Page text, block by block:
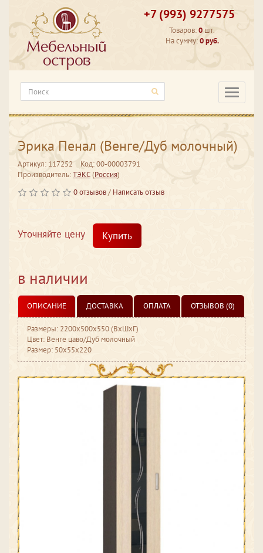
+7 (993) 9277575
Товаров:0 шт.
На сумму:0 руб.
Эрика Пенал (Венге/Дуб молочный)
Артикул: 117252
Код: 00-00003791
Производитель:ТЭКС(Россия)
0 отзывов/ Написать отзыв
Уточняйте цену Купить
в наличии
ОПИСАНИЕ ДОСТАВКА ОПЛАТА ОТЗЫВОВ (0)
Размеры: 2200х500х550 (ВхШхГ)
Цвет: Венге цаво/Дуб молочный
Размер: 50x55x220